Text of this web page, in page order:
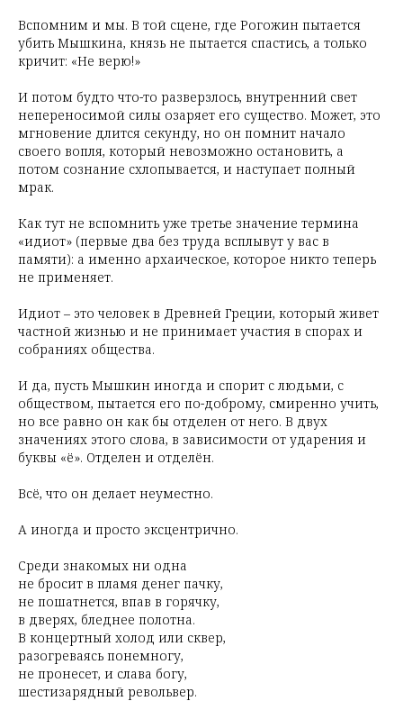
Вспомним и мы. В той сцене, где Рогожин пытается
убить Мышкина, князь не пытается спастись, а только
кричит: «Не верю!»
И потом будто что-то разверзлось, внутренний свет
непереносимой силы озаряет его существо. Может, это
мгновение длится секунду, но он помнит начало
своего вопля, который невозможно остановить, а
потом сознание схлопывается, и наступает полный
мрак.
Как тут не вспомнить уже третье значение термина
«идиот» (первые два без труда всплывут у вас в
памяти): а именно архаическое, которое никто теперь
не применяет.
Идиот – это человек в Древней Греции, который живет
частной жизнью и не принимает участия в спорах и
собраниях общества.
И да, пусть Мышкин иногда и спорит с людьми, с
обществом, пытается его по-доброму, смиренно учить,
но все равно он как бы отделен от него. В двух
значениях этого слова, в зависимости от ударения и
буквы «ё». Отделен и отделён.
Всё, что он делает неуместно.
А иногда и просто эксцентрично.
Среди знакомых ни одна
не бросит в пламя денег пачку,
не пошатнется, впав в горячку,
в дверях, бледнее полотна.
В концертный холод или сквер,
разогреваясь понемногу,
не пронесет, и слава богу,
шестизарядный револьвер.